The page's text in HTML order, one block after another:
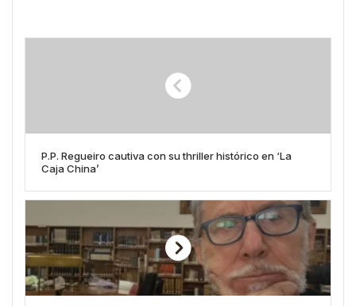
P.P. Regueiro cautiva con su thriller histórico en ‘La
Caja China’